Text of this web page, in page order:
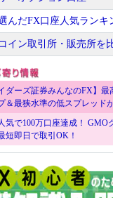
んだFX口座人気ランキ
イン取引所・販売所を
ダーズ証券みんなのFX】最
＆最狭水準の低スプレッド
気で100万口座達成！ GMO
短即日で取引OK！